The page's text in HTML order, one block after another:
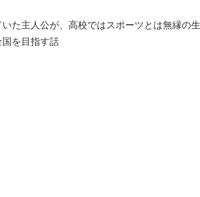
た主人公が、高校ではスポーツとは無縁の
を目指す話